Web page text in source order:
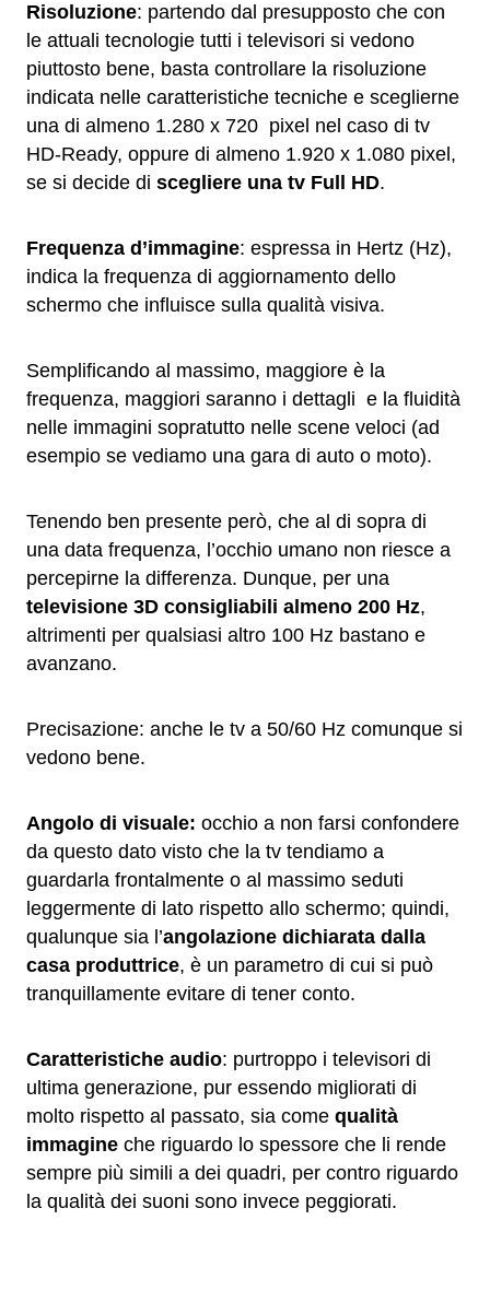
Risoluzione: partendo dal presupposto che con
le attuali tecnologie tutti i televisori si vedono
piuttosto bene, basta controllare la risoluzione
indicata nelle caratteristiche tecniche e sceglierne
una di almeno 1.280 x 720 pixel nel caso di tv
HD-Ready, oppure di almeno 1.920 x 1.080 pixel,
se si decide di scegliere una tv Full HD.
Frequenza d’immagine: espressa in Hertz (Hz),
indica la frequenza di aggiornamento dello
schermo che influisce sulla qualità visiva.
Semplificando al massimo, maggiore è la
frequenza, maggiori saranno i dettagli e la fluidità
nelle immagini sopratutto nelle scene veloci (ad
esempio se vediamo una gara di auto o moto).
Tenendo ben presente però, che al di sopra di
una data frequenza, l’occhio umano non riesce a
percepirne la differenza. Dunque, per una
televisione 3D consigliabili almeno 200 Hz,
altrimenti per qualsiasi altro 100 Hz bastano e
avanzano.
Precisazione: anche le tv a 50/60 Hz comunque si
vedono bene.
Angolo di visuale: occhio a non farsi confondere
da questo dato visto che la tv tendiamo a
guardarla frontalmente o al massimo seduti
leggermente di lato rispetto allo schermo; quindi,
qualunque sia l’angolazione dichiarata dalla
casa produttrice, è un parametro di cui si può
tranquillamente evitare di tener conto.
Caratteristiche audio: purtroppo i televisori di
ultima generazione, pur essendo migliorati di
molto rispetto al passato, sia come qualità
immagine che riguardo lo spessore che li rende
sempre più simili a dei quadri, per contro riguardo
la qualità dei suoni sono invece peggiorati.